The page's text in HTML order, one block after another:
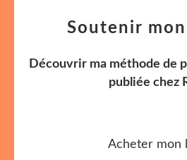
Soutenir
Découvrir ma méthode de
publiée chez
Acheter mon